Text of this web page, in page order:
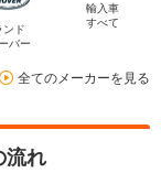
ンド
バー
輸入車
すべて
全てのメーカーを見る
流れ